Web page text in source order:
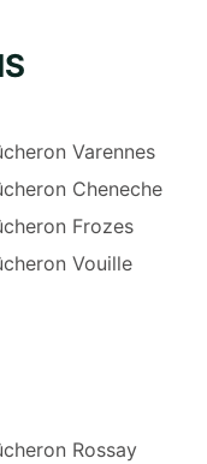
Varennes
Cheneche
Frozes
Vouille
Rossay